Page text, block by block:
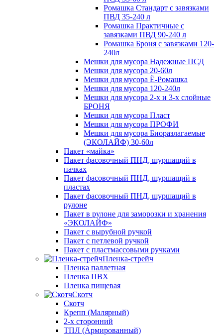
Ромашка Стандарт с завязками
ПВД 35-240 л
Ромашка Практичные с
завязками ПВД 90-240 л
Ромашка Броня с завязками 120-
240л
Мешки для мусора Надежные ПСД
Мешки для мусора 20-60л
Мешки для мусора Ё-Ромашка
Мешки для мусора 120-240л
Мешки для мусора 2-х и 3-х слойные
БРОНЯ
Мешки для мусора Пласт
Мешки для мусора ПРОФИ
Мешки для мусора Биоразлагаемые
(ЭКОЛАЙФ) 30-60л
Пакет «майка»
Пакет фасовочный ПНД, шуршащий в
пачках
Пакет фасовочный ПНД, шуршащий в
пластах
Пакет фасовочный ПНД, шуршащий в
рулоне
Пакет в рулоне для заморозки и хранения
«ЭКОЛАЙФ»
Пакет с вырубной ручкой
Пакет с петлевой ручкой
Пакет с пластмассовыми ручками
Пленка-стрейч
Пленка паллетная
Пленка ПВХ
Пленка пищевая
Скотч
Скотч
Крепп (Малярный)
2-х сторонний
ТПЛ (Армированный)